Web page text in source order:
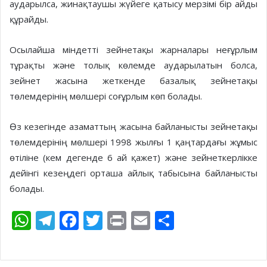
аударылса, жинақтаушы жүйеге қатысу мерзімі бір айды
құрайды.
Осылайша міндетті зейнетақы жарналары неғұрлым
тұрақты және толық көлемде аударылатын болса,
зейнет жасына жеткенде базалық зейнетақы
төлемдерінің мөлшері соғұрлым көп болады.
Өз кезегінде азаматтың жасына байланысты зейнетақы
төлемдерінің мөлшері 1998 жылғы 1 қаңтардағы жұмыс
өтіліне (кем дегенде 6 ай қажет) және зейнеткерлікке
дейінгі кезеңдегі орташа айлық табысына байланысты
болады.
W
at
T
e
F
e
T
itt
Pr
t
E
ai ar